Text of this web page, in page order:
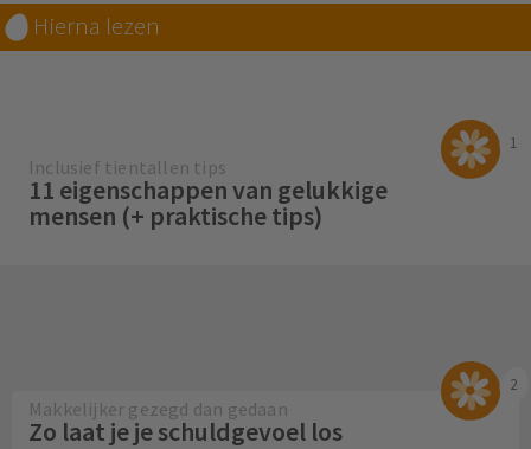
Hierna lezen
1
Inclusief tientallen tips
11 eigenschappen van gelukkige
mensen (+ praktische tips)
2
Makkelijker gezegd dan gedaan
Zo laat je je schuldgevoel los